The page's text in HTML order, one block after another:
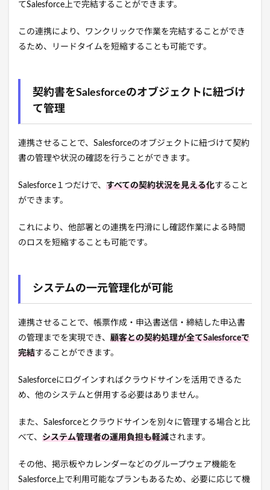
てSalesforce上で完結することができます。
この連携により、 ワンクリックで作業を完結することができ
るため、リードタイムを短縮することも可能です。
契約書をSalesforceのオブジェクトに紐づけ
て管理
連携させることで、Salesforceのオブジェクトに紐づけて契約
書の管理や状況の確認を行うことができます。
Salesforce１つだけで、 すべての契約状況を見える化すること
ができます。
これにより、他部署との連携を円滑にし確認作業による時間
のロスを短縮することも可能です。
システムの一元管理化が可能
連携させることで、帳票作成・申込書送信・締結した申込書
の管理までを実現でき、 顧客との契約処理が全てSalesforceで
完結することができます。
Salesforceにログインすればクラウドサインを活用できるた
め、他のシステムと併用する必要はありません。
また、Salesforceとクラウドサインを別々に管理する場合と比
べて、 システム管理者の運用負担も軽減されます。
その他、掲示板やカレンダーなどのグループウェア機能を
Salesforce上で利用可能なプランもあるため、必要に応じて機